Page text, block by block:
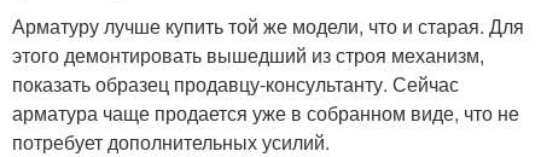
Арматуру лучше купить той же модели, что и старая. Для
этого демонтировать вышедший из строя механизм,
показать образец продавцу-консультанту. Сейчас
арматура чаще продается уже в собранном виде, что не
потребует дополнительных усилий.